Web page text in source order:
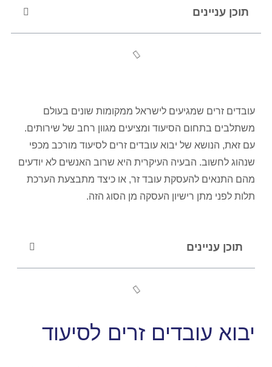
תוכן עניינים
עובדים זרים שמגיעים לישראל ממקומות שונים בעולם
משתלבים בתחום הסיעוד ומציעים מגוון רחב של שירותים.
עם זאת, הנושא של יבוא עובדים זרים לסיעוד מורכב מכפי
שנהוג לחשוב. הבעיה העיקרית היא שרוב האנשים לא יודעים
מהם התנאים להעסקת עובד זר, או כיצד מתבצעת הערכת
תלות לפני מתן רישיון העסקה מן הסוג הזה.
תוכן עניינים
יבוא עובדים זרים לסיעוד